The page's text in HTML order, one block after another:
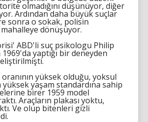
olmadığını düşünüyor, diğer
Ardından daha büyük suçlar
sonra o sokak, polisin
dönüşüyor.
ABD'li suç psikologu Philip
yaptığı bir deneyden
yüksek olduğu, yoksul
yaşam standardına sahip
birer 1959 model
Araçların plakası yoktu,
Ve olup bitenleri gizli